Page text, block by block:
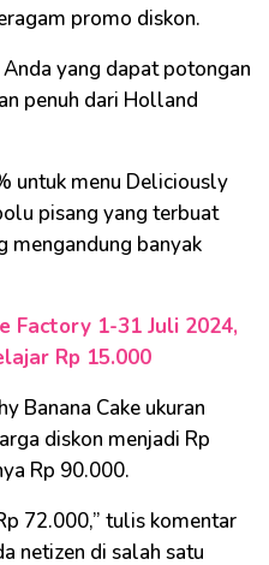
promo diskon.
Anda yang dapat potongan
penuh dari Holland
untuk menu Deliciously
pisang yang terbuat
mengandung banyak
Factory 1-31 Juli 2024,
Rp 15.000
Banana Cake ukuran
diskon menjadi Rp
Rp 90.000.
72.000,” tulis komentar
netizen di salah satu